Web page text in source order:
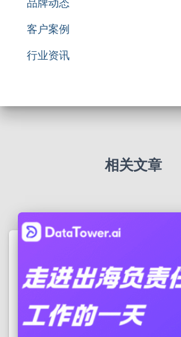
品牌动态
客户案例
行业资讯
相关文章